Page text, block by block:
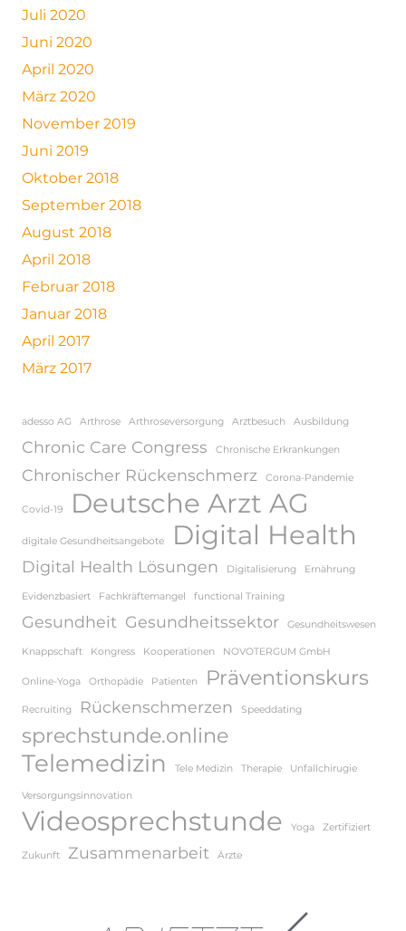
Juli 2020
Juni 2020
April 2020
März 2020
November 2019
Juni 2019
Oktober 2018
September 2018
August 2018
April 2018
Februar 2018
Januar 2018
April 2017
März 2017
adesso AG Arthrose Arthroseversorgung Arztbesuch Ausbildung
Chronic Care Congress Chronische Erkrankungen
Chronischer Rückenschmerz Corona-Pandemie
Covid-19 Deutsche Arzt AG
digitale Gesundheitsangebote Digital Health
Digital Health Lösungen Digitalisierung Ernährung
Evidenzbasiert Fachkräftemangel functional Training
Gesundheit Gesundheitssektor Gesundheitswesen
Knappschaft Kongress Kooperationen NOVOTERGUM GmbH
Online-Yoga Orthopädie Patienten Präventionskurs
Recruiting Rückenschmerzen Speeddating
sprechstunde.online
Telemedizin Tele Medizin Therapie Unfallchirugie
Versorgungsinnovation
Videosprechstunde Yoga Zertifiziert
Zukunft Zusammenarbeit Ärzte